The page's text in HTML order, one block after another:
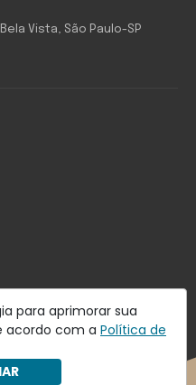
para aprimorar sua
acordo com a Política de
Vista, São Paulo-SP